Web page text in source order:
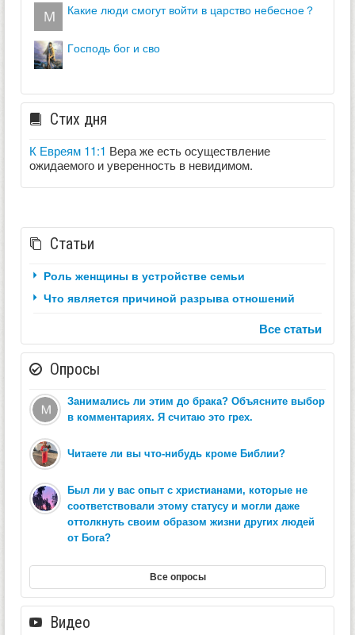
какие люди смогут войти в царство небесное？
господь бог и сво
Стих дня
К Евреям 11:1 Вера же есть осуществление
ожидаемого и уверенность в невидимом.
Статьи
Роль женщины в устройстве семьи
Что является причиной разрыва отношений
Все статьи
Опросы
Занимались ли этим до брака? Объясните выбор
в комментариях. Я считаю это грех.
Читаете ли вы что-нибудь кроме Библии?
Был ли у вас опыт с христианами, которые не
соответствовали этому статусу и могли даже
оттолкнуть своим образом жизни других людей
от Бога?
Все опросы
Видео